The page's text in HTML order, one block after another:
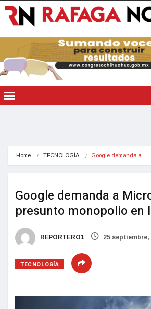
Home TECNOLOGÍA Google demanda a…
Google demanda a
presunto monopolio en
REPORTERO1 25 septiembre,
TECNOLOGÍA